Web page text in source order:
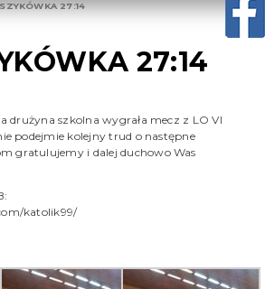
27:14
27:14
drużyna szkolna wygrała mecz z LO VI
podejmie kolejny trud o następne
gratulujemy i dalej duchowo Was
katolik99/